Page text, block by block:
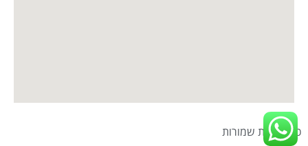
כל הזכויות שמורות